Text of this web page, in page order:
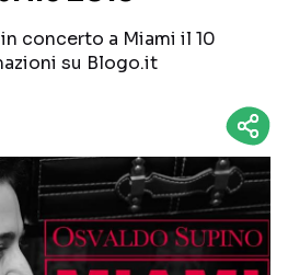
TALENT SHOW
sui social
concerto a Miami il 10
su Blogo.it